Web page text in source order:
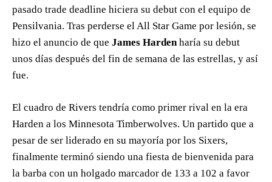
pasado trade deadline hiciera su debut con el equipo de
Pensilvania. Tras perderse el All Star Game por lesión, se
hizo el anuncio de que James Hardenharía su debut
unos días después del fin de semana de las estrellas, y así
fue.
El cuadro de Rivers tendría como primer rival en la era
Harden a los Minnesota Timberwolves. Un partido que a
pesar de ser liderado en su mayoría por los Sixers,
finalmente terminó siendo una fiesta de bienvenida para
la barba con un holgado marcador de 133 a 102 a favor